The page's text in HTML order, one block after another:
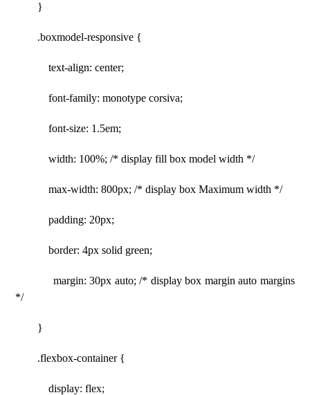
}
.boxmodel-responsive {
text-align: center;
font-family: monotype corsiva;
font-size: 1.5em;
width: 100%; /* display fill box model width */
max-width: 800px; /* display box Maximum width */
padding: 20px;
border: 4px solid green;
margin: 30px auto; /* display box margin auto margins
*/
}
.flexbox-container {
display: flex;